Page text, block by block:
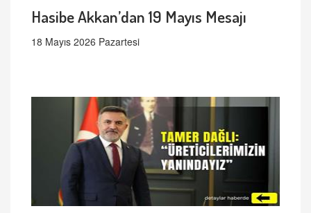
Hasibe Akkan’dan 19 Mayıs Mesajı
18 Mayıs 2026 Pazartesi